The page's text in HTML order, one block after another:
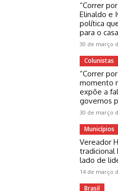
“Correr
Elinaldo e
política
para o
30 de março
Colunistas
“Correr
momento
expõe a
governos
30 de março
Municípios
Vereador
tradicional
lado de
14 de março
Brasil